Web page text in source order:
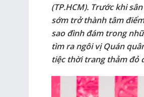
(TP.HCM). Trước khi
sớm trở thành tâm
sao đình đám trong
tìm ra ngôi vị Quán
tiệc thời trang thảm đỏ